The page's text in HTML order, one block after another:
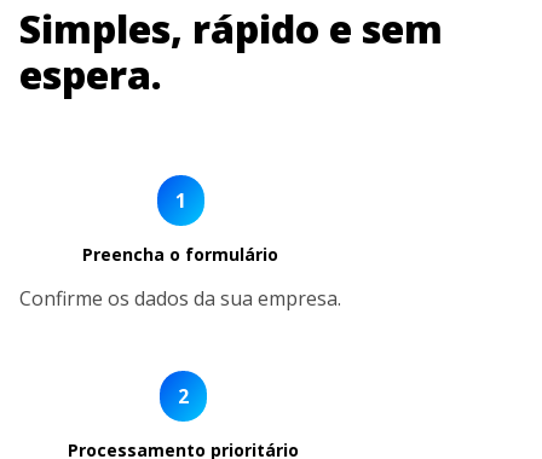
Simples, rápido e sem
espera.
1
Preencha o formulário
Confirme os dados da sua empresa.
2
Processamento prioritário